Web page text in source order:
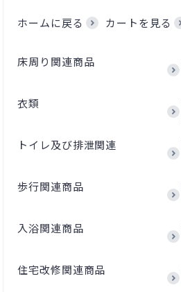
ホームに戻る カートを見る
床周り関連商品
衣類
トイレ及び排泄関連
歩行関連商品
入浴関連商品
住宅改修関連商品